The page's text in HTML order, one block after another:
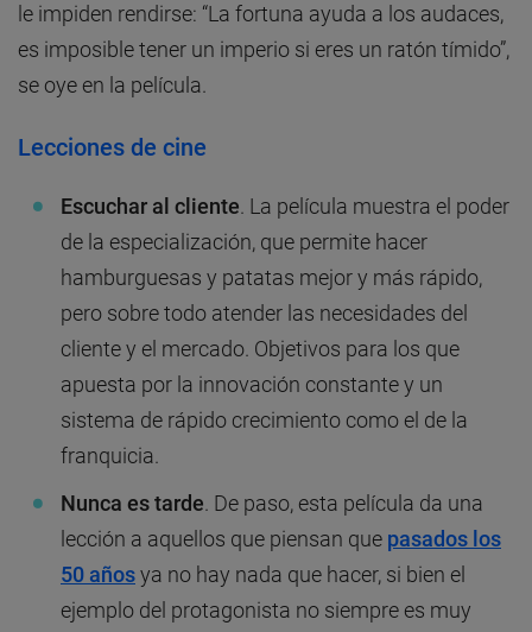
le impiden rendirse: “La fortuna ayuda a los audaces,
es imposible tener un imperio si eres un ratón tímido”,
se oye en la película.
Lecciones de cine
Escuchar al cliente. La película muestra el poder
de la especialización, que permite hacer
hamburguesas y patatas mejor y más rápido,
pero sobre todo atender las necesidades del
cliente y el mercado. Objetivos para los que
apuesta por la innovación constante y un
sistema de rápido crecimiento como el de la
franquicia.
Nunca es tarde. De paso, esta película da una
lección a aquellos que piensan que pasados los
50 añosya no hay nada que hacer, si bien el
ejemplo del protagonista no siempre es muy